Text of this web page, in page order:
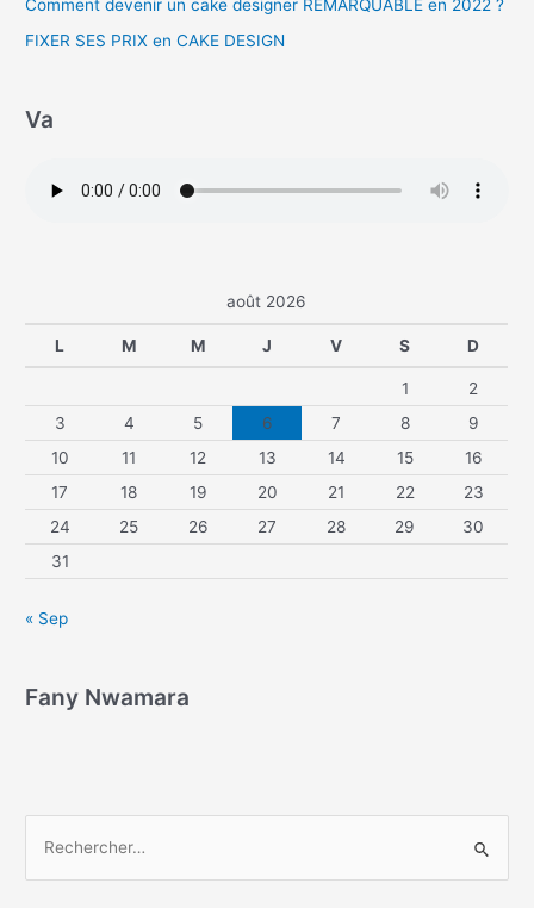
Comment devenir un cake designer REMARQUABLE en 2022 ?
FIXER SES PRIX en CAKE DESIGN
Va
août 2026
L M M J V S D
1
2
3
4 5 6 7 8
9
10
11 12 13 14 15
16
17
18 19 20 21 22
23
24
25 26 27 28 29
30
31
« Sep
Fany Nwamara